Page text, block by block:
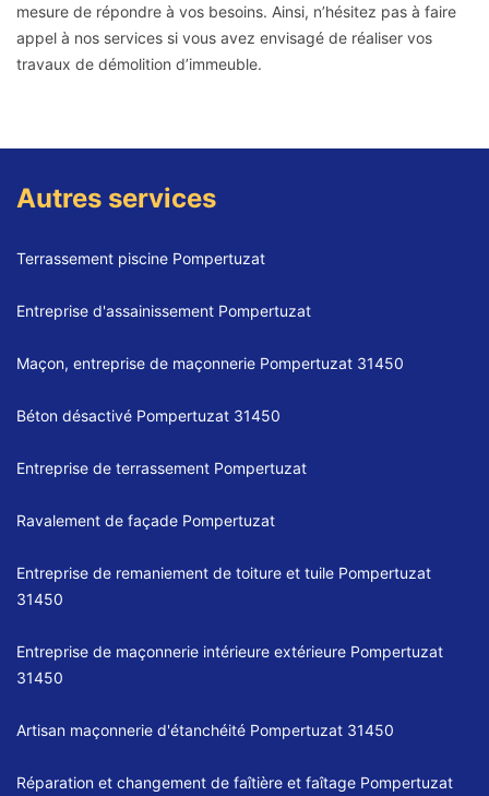
mesure de répondre à vos besoins. Ainsi, n’hésitez pas à faire
appel à nos services si vous avez envisagé de réaliser vos
travaux de démolition d’immeuble.
Autres services
Terrassement piscine Pompertuzat
Entreprise d'assainissement Pompertuzat
Maçon, entreprise de maçonnerie Pompertuzat 31450
Béton désactivé Pompertuzat 31450
Entreprise de terrassement Pompertuzat
Ravalement de façade Pompertuzat
Entreprise de remaniement de toiture et tuile Pompertuzat
31450
Entreprise de maçonnerie intérieure extérieure Pompertuzat
31450
Artisan maçonnerie d'étanchéité Pompertuzat 31450
Réparation et changement de faîtière et faîtage Pompertuzat